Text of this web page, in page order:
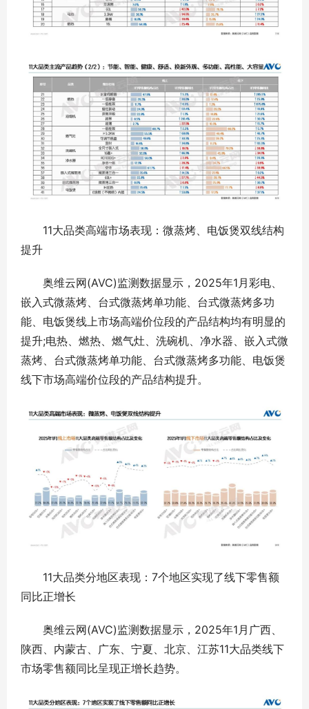
11大品类高端市场表现：微蒸烤、电饭煲双线结构
提升
奥维云网(AVC)监测数据显示，2025年1月彩电、
嵌入式微蒸烤、台式微蒸烤单功能、台式微蒸烤多功
能、电饭煲线上市场高端价位段的产品结构均有明显的
提升;电热、燃热、燃气灶、洗碗机、净水器、嵌入式微
蒸烤、台式微蒸烤单功能、台式微蒸烤多功能、电饭煲
线下市场高端价位段的产品结构提升。
11大品类分地区表现：7个地区实现了线下零售额
同比正增长
奥维云网(AVC)监测数据显示，2025年1月广西、
陕西、内蒙古、广东、宁夏、北京、江苏11大品类线下
市场零售额同比呈现正增长趋势。